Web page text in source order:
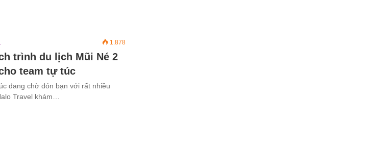
1.878
trình du lịch Mũi Né 2
team tự túc
đang chờ đón bạn với rất nhiều
Travel khám…